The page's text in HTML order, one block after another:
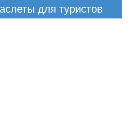
для туристов